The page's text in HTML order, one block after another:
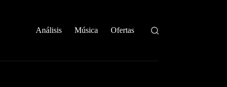
Análisis Música Ofertas